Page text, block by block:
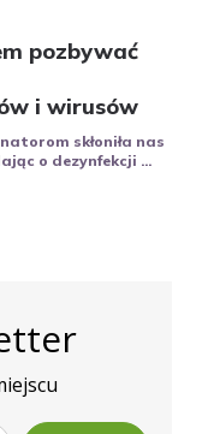
pozbywać
i wirusów
skłoniła nas
o dezynfekcji ...